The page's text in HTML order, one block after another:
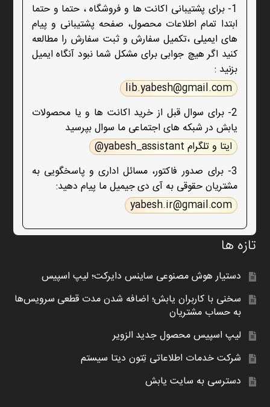
1- برای پشتیبانی اکانت ها و فروشگاه ، حتما و حتما
ابتدا تمام اطلاعات محصول، صفحه پشتیبانی و پیام
های ایمیلی ،تکمیل سفارش و ثبت سفارش را مطالعه
کنید اگر هیچ جوابی برای مشکل شما نبود آنگاه ایمیل
بزنید :
lib.yabesh@gmail.com
2- برای سوال قبل از خرید اکانت ها و یا محصولات
یابش در شبکه های اجتماعی ما سوال بپرسید
ایتا و تلگرام yabesh_assistant@
3- برای صدور فاکتور، مسائل اداری و پاسخگویی به
مشتریان حقوقی به آی دی جیمیل ما پیام دهید:
yabesh.ir@gmail.com
تازه ها
دستیار هوش مصنوعی ساینس دایرکت؛ لیپ اسپیس
سخنی با کاربران یابش؛ اضافه شدن مدت قطعی سرویس‌ها
به حساب مشتریان
لیپ اسپیس محصول جدید الزویر
شرکت خدمات اطلاعاتی تِتون دیتا سیستم
دسترسی به سایت یابش